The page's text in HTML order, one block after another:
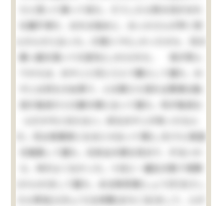
たと思って帰って来た。そうしたら例の兄がおれ
を親不孝だ、おれの為めに、おっかさんが早く死
んだんだと云った。口惜(くや)しかったから、兄の
横っ面を張って大変叱(しか)られた。 母が死ん
でからは、おやじと兄と三人で暮らして居た。お
やじは何もせぬ男で、人の顔さえ見れば貴様は駄
目だ駄目だと口癖の様に云って居た。何が駄目な
だ。兄は実業家になるとか云って頻(しき)りに英語
を勉強して居た。元来女の様な性分で、ずるいか
ら、仲がよくなかった。十日に一遍位の割で喧嘩
(けんか)をして居た。ある時将棋(しょうぎ)をさし
たら卑怯(ひきょう)な待駒(まちごま)をして、人が